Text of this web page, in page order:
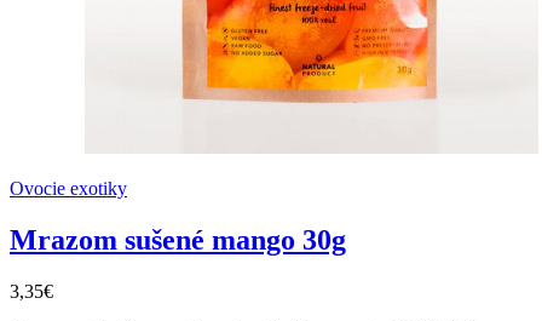
Ovocie exotiky
Mrazom sušené mango 30g
3,35€